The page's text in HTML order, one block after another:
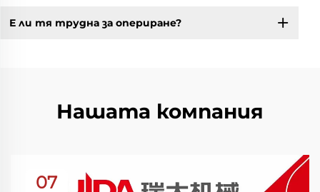
Е ли тя трудна за опериране?
Нашата компания
07